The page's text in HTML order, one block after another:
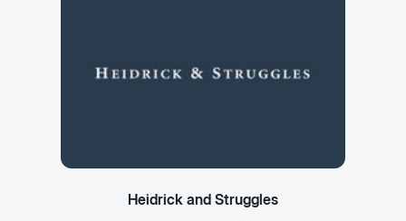
Heidrick and Struggles